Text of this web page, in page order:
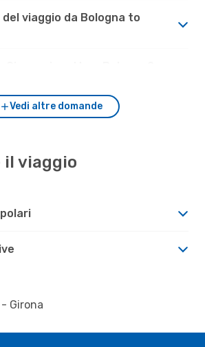
viaggio da Bologna to
Vedi altre domande
il viaggio
Girona